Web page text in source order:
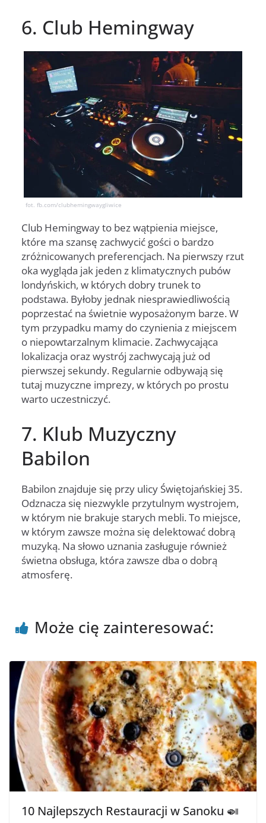
6. Club Hemingway
fot. fb.com/clubhemingwaygliwice
Club Hemingway to bez wątpienia miejsce,
które ma szansę zachwycić gości o bardzo
zróżnicowanych preferencjach. Na pierwszy rzut
oka wygląda jak jeden z klimatycznych pubów
londyńskich, w których dobry trunek to
podstawa. Byłoby jednak niesprawiedliwością
poprzestać na świetnie wyposażonym barze. W
tym przypadku mamy do czynienia z miejscem
o niepowtarzalnym klimacie. Zachwycająca
lokalizacja oraz wystrój zachwycają już od
pierwszej sekundy. Regularnie odbywają się
tutaj muzyczne imprezy, w których po prostu
warto uczestniczyć.
7. Klub Muzyczny
Babilon
Babilon znajduje się przy ulicy Świętojańskiej 35.
Odznacza się niezwykle przytulnym wystrojem,
w którym nie brakuje starych mebli. To miejsce,
w którym zawsze można się delektować dobrą
muzyką. Na słowo uznania zasługuje również
świetna obsługa, która zawsze dba o dobrą
atmosferę.
Może cię zainteresować:
10 Najlepszych Restauracji w Sanoku 🍛